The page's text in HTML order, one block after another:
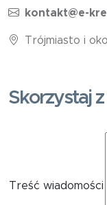
kontakt@e-
Trójmiasto i
Skorzystaj
Treść wiadomości